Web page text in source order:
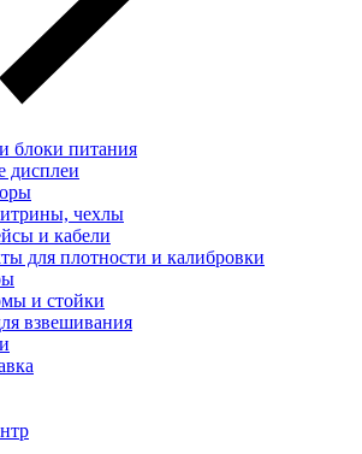
блоки питания
дисплеи
чехлы
и кабели
для плотности и калибровки
и стойки
взвешивания